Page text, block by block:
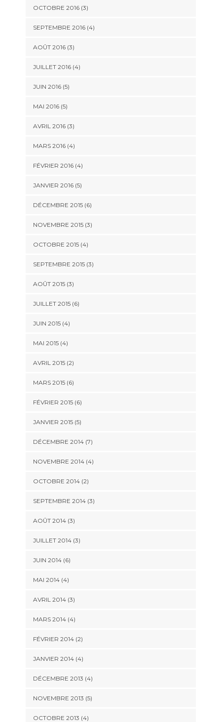
OCTOBRE 2016(3)
SEPTEMBRE 2016(4)
AOÛT 2016(3)
JUILLET 2016(4)
JUIN 2016(5)
MAI 2016(5)
AVRIL 2016(3)
MARS 2016(4)
FÉVRIER 2016(4)
JANVIER 2016(5)
DÉCEMBRE 2015(6)
NOVEMBRE 2015(3)
OCTOBRE 2015(4)
SEPTEMBRE 2015(3)
AOÛT 2015(3)
JUILLET 2015(6)
JUIN 2015(4)
MAI 2015(4)
AVRIL 2015(2)
MARS 2015(6)
FÉVRIER 2015(6)
JANVIER 2015(5)
DÉCEMBRE 2014(7)
NOVEMBRE 2014(4)
OCTOBRE 2014(2)
SEPTEMBRE 2014(3)
AOÛT 2014(3)
JUILLET 2014(3)
JUIN 2014(6)
MAI 2014(4)
AVRIL 2014(3)
MARS 2014(4)
FÉVRIER 2014(2)
JANVIER 2014(4)
DÉCEMBRE 2013 (4)
NOVEMBRE 2013 (5)
OCTOBRE 2013 (4)